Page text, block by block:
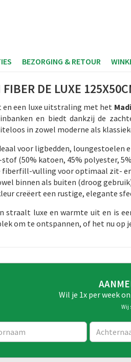
BEZORGING & RETOUR
DE LUXE
een luxe uitstraling met het
en biedt dankzij de
in zowel moderne als
voor ligbedden, loungestoelen
(50% katoen, 45% polyester,
fiberfill-vulling voor optimaal zit-
binnen als buiten (droog
creëert een rustige, elegante
straalt luxe en warmte uit en is
om te ontspannen, of het nu op
Wil je 1x per week
Wij